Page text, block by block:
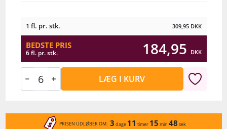
1 fl. pr. stk. 309,95 DKK
BEDSTE PRIS
6 fl. pr. stk. 184,95 DKK
LÆG I KURV
PRISEN UDLØBER OM: 3 dage 11 timer 15 min 48 sek